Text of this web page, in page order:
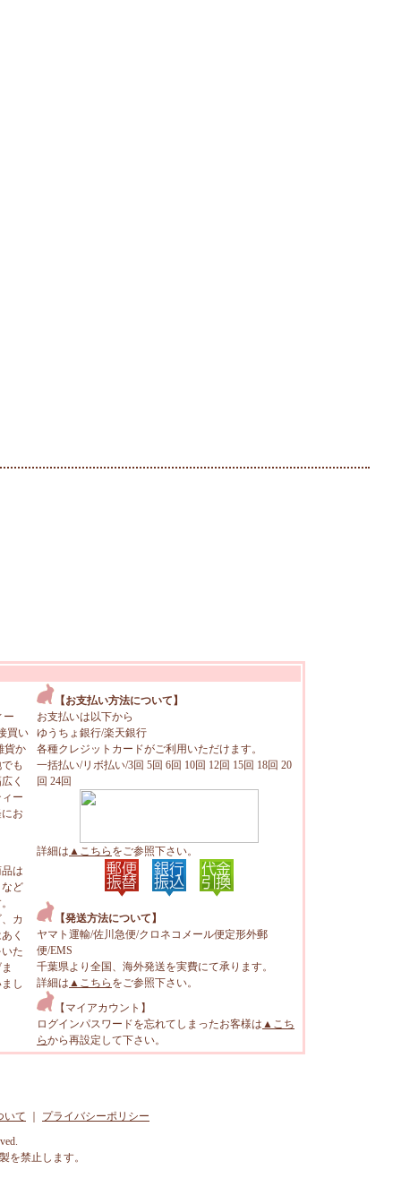
ー
買い
貨か
も
く
ー
お
は
ど
カ
く
た
し
【お支払い方法について】
お支払いは以下から
ゆうちょ銀行/楽天銀行
各種クレジットカードがご利用いただけます。
一括払い/リボ払い/3回 5回 6回 10回 12回 15回 18回 20
回 24回
詳細は ▲こちら をご参照下さい。
【発送方法について】
ヤマト運輸/佐川急便/クロネコメール便定形外郵
便/EMS
千葉県より全国、海外発送を実費にて承ります。
詳細は ▲こちら をご参照下さい。
【マイアカウント】
ログインパスワードを忘れてしまったお客様は ▲こち
らから再設定して下さい。
いて
プライバシーポリシー
を禁止します。